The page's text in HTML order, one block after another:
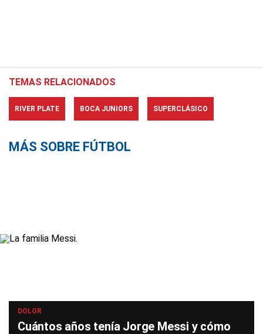
TEMAS RELACIONADOS
RIVER PLATE BOCA JUNIORS SUPERCLÁSICO
MÁS SOBRE FÚTBOL
DOLOR
Cuántos años tenía Jorge Messi y cómo